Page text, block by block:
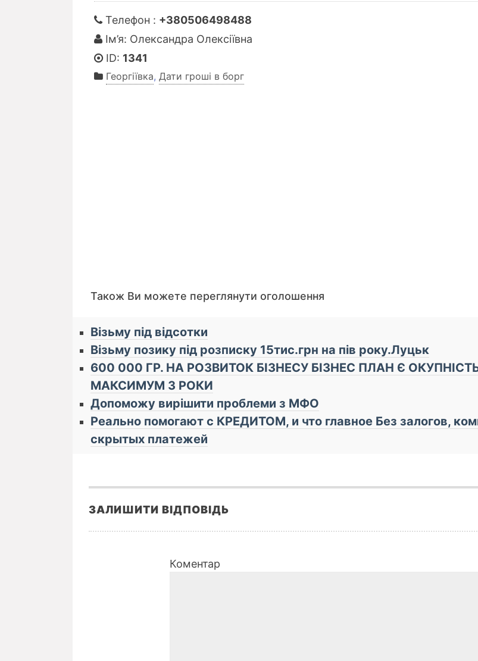
Телефон : +380506498488
Ім’я: Олександра Олексіївна
ID: 1341
Георгіївка, Дати гроші в борг
Також Ви можете переглянути оголошення
Візьму під відсотки
Візьму позику під розписку 15тис.грн на пів року.Луцьк
600 000 ГР. НА РОЗВИТОК БІЗНЕСУ БІЗНЕС ПЛАН Є
МАКСИМУМ 3 РОКИ
Допоможу вирішити проблеми з МФО
Реально помогают с КРЕДИТОМ, и что главное Бeз зaлoгoв,
cкрытых плaтeжей
ЗАЛИШИТИ ВІДПОВІДЬ
Коментар
📌 До уваги